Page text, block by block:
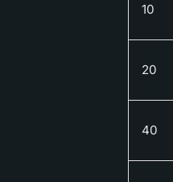
10
20
40